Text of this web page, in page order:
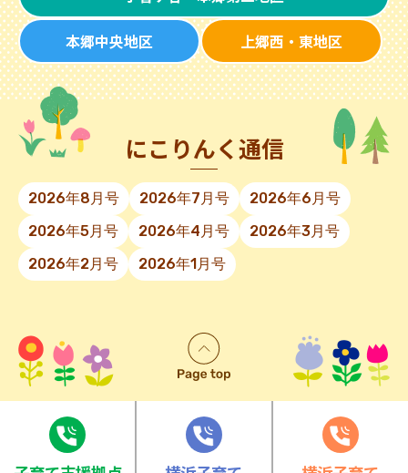
本郷中央地区 上郷西・東地区
にこりんく通信
2026年8月号 2026年7月号
2026年6月号
2026年5月号
2026年4月号
2026年3月号
2026年2月号
2026年1月号